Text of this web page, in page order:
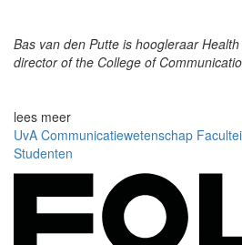
Bas van den Putte is hoogleraar
director of the College of
lees meer
UvA Communicatiewetenschap
Studenten